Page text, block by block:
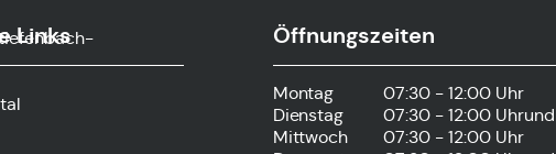
Links Öffnungszeiten
Montag
07:30 - 12:00 Uhr
Dienstag
07:30 - 12:00 Uhrund
Mittwoch
07:30 - 12:00 Uhr